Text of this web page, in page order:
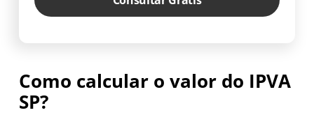
Como calcular o valor do IPVA
SP?